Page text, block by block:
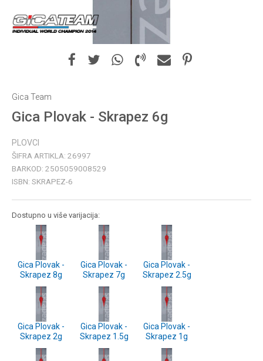
Gica Team
Gica Plovak - Skrapez 6g
PLOVCI
ŠIFRA ARTIKLA: 26997
BARKOD: 2505059008529
ISBN: SKRAPEZ-6
Dostupno u više varijacija:
Gica Plovak -
Skrapez 8g
Gica Plovak -
Skrapez 7g
Gica Plovak -
Skrapez 2.5g
Gica Plovak -
Skrapez 2g
Gica Plovak -
Skrapez 1.5g
Gica Plovak -
Skrapez 1g